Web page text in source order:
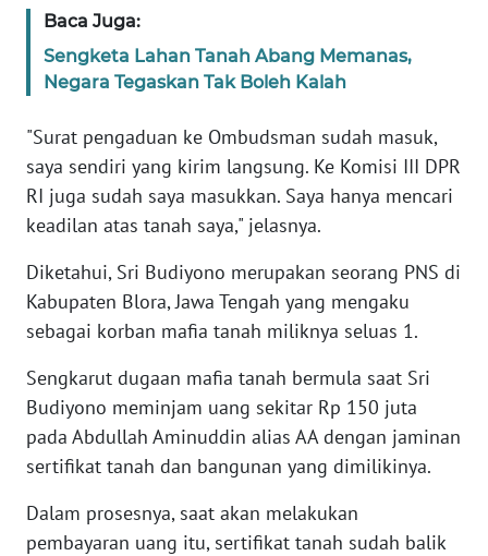
Baca Juga:
Sengketa Lahan Tanah Abang Memanas,
Negara Tegaskan Tak Boleh Kalah
"Surat pengaduan ke Ombudsman sudah masuk,
saya sendiri yang kirim langsung. Ke Komisi III DPR
RI juga sudah saya masukkan. Saya hanya mencari
keadilan atas tanah saya," jelasnya.
Diketahui, Sri Budiyono merupakan seorang PNS di
Kabupaten Blora, Jawa Tengah yang mengaku
sebagai korban mafia tanah miliknya seluas 1.
Sengkarut dugaan mafia tanah bermula saat Sri
Budiyono meminjam uang sekitar Rp 150 juta
pada Abdullah Aminuddin alias AA dengan jaminan
sertifikat tanah dan bangunan yang dimilikinya.
Dalam prosesnya, saat akan melakukan
pembayaran uang itu, sertifikat tanah sudah balik
SUMBAR
SUMSEL
WN
BENGKULU
WN
LAMPUNG
JATENG
WN
NUSANTARA
WN
JOGJA